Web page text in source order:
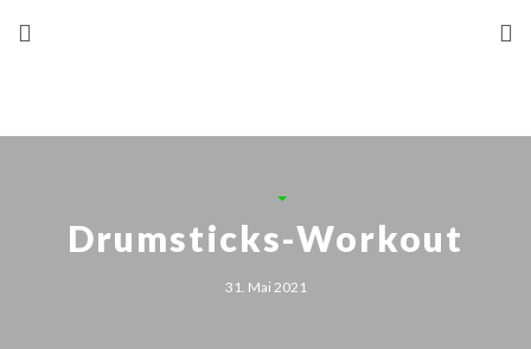
Drumsticks-Workout
31. Mai 2021